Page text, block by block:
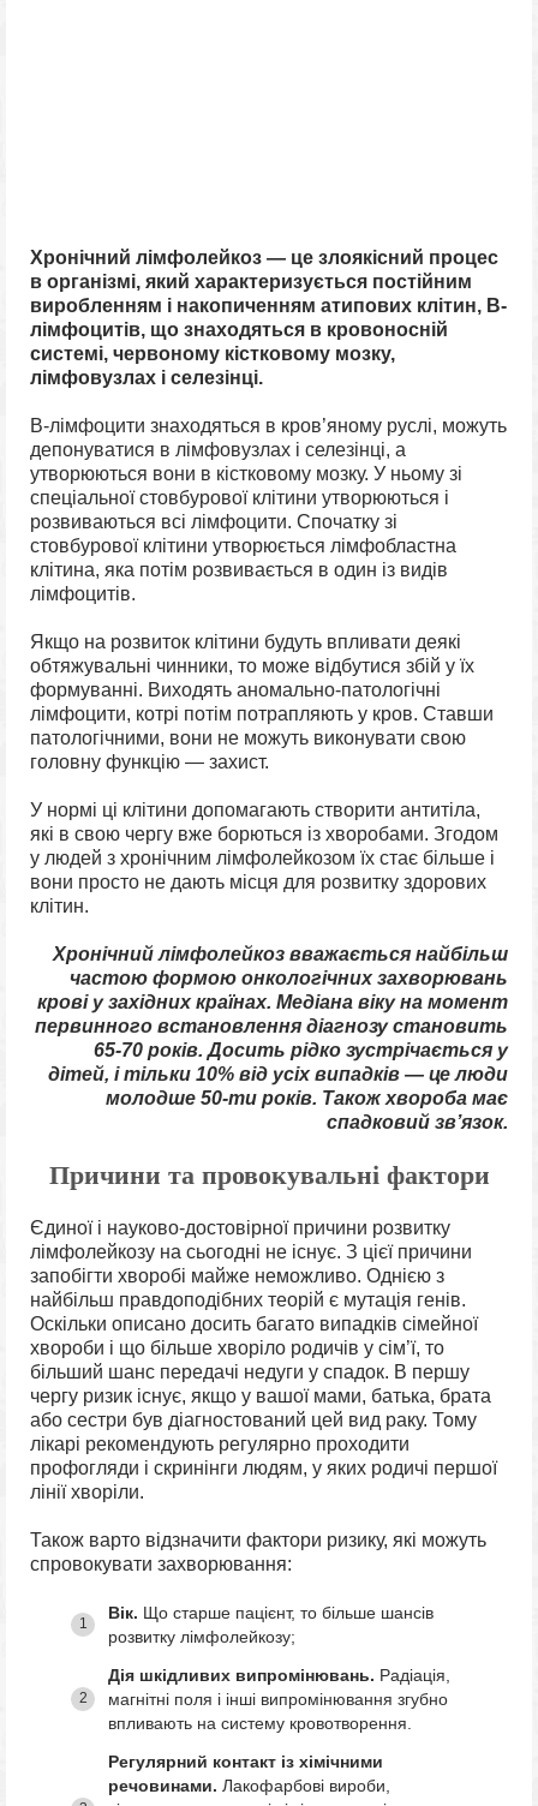
Хронічний лімфолейкоз — це злоякісний процес
в організмі, який характеризується постійним
виробленням і накопиченням атипових клітин, В-
лімфоцитів, що знаходяться в кровоносній
системі, червоному кістковому мозку,
лімфовузлах і селезінці.
В-лімфоцити знаходяться в кров’яному руслі, можуть
депонуватися в лімфовузлах і селезінці, а
утворюються вони в кістковому мозку. У ньому зі
спеціальної стовбурової клітини утворюються і
розвиваються всі лімфоцити. Спочатку зі
стовбурової клітини утворюється лімфобластна
клітина, яка потім розвивається в один із видів
лімфоцитів.
Якщо на розвиток клітини будуть впливати деякі
обтяжувальні чинники, то може відбутися збій у їх
формуванні. Виходять аномально-патологічні
лімфоцити, котрі потім потрапляють у кров. Ставши
патологічними, вони не можуть виконувати свою
головну функцію — захист.
У нормі ці клітини допомагають створити антитіла,
які в свою чергу вже борються із хворобами. Згодом
у людей з хронічним лімфолейкозом їх стає більше і
вони просто не дають місця для розвитку здорових
клітин.
Хронічний лімфолейкоз вважається найбільш
частою формою онкологічних захворювань
крові у західних країнах. Медіана віку на момент
первинного встановлення діагнозу становить
65-70 років. Досить рідко зустрічається у
дітей, і тільки 10% від усіх випадків — це люди
молодше 50-ти років. Також хвороба має
спадковий зв’язок.
Причини та провокувальні фактори
Єдиної і науково-достовірної причини розвитку
лімфолейкозу на сьогодні не існує. З цієї причини
запобігти хворобі майже неможливо. Однією з
найбільш правдоподібних теорій є мутація генів.
Оскільки описано досить багато випадків сімейної
хвороби і що більше хворіло родичів у сім’ї, то
більший шанс передачі недуги у спадок. В першу
чергу ризик існує, якщо у вашої мами, батька, брата
або сестри був діагностований цей вид раку. Тому
лікарі рекомендують регулярно проходити
профогляди і скринінги людям, у яких родичі першої
лінії хворіли.
Також варто відзначити фактори ризику, які можуть
спровокувати захворювання:
Вік. Що старше пацієнт, то більше шансів
розвитку лімфолейкозу;
Дія шкідливих випромінювань. Радіація,
магнітні поля і інші випромінювання згубно
впливають на систему кровотворення.
Регулярний контакт із хімічними
речовинами. Лакофарбові вироби,